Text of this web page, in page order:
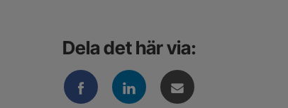
Dela det här via: